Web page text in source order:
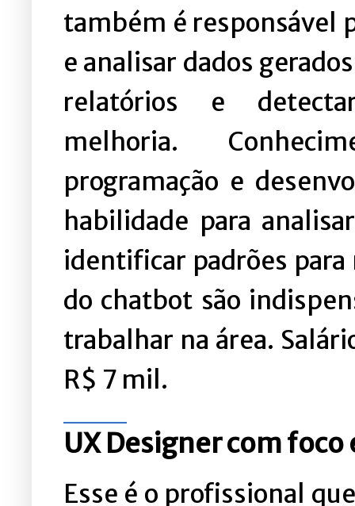
também é responsável
e analisar dados
relatórios e
melhoria.
programação e
habilidade para
identificar padrões
do chatbot são
trabalhar na área.
R$ 7 mil.
UX Designer com
Esse é o profissional